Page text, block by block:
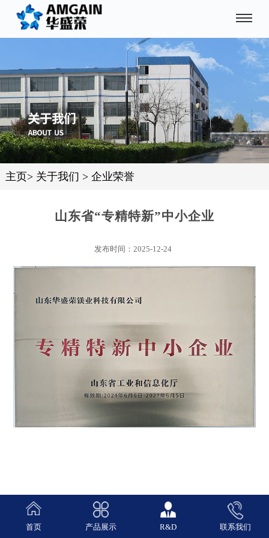
主页> 关于我们 > 企业荣誉
山东省“专精特新”中小企业
发布时间：2025-12-24
首页 产品展示 R&D 联系我们